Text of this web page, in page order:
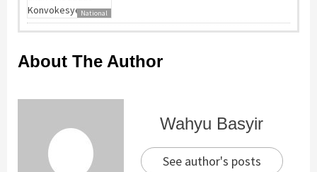
National
About The Author
Wahyu Basyir
See author's posts